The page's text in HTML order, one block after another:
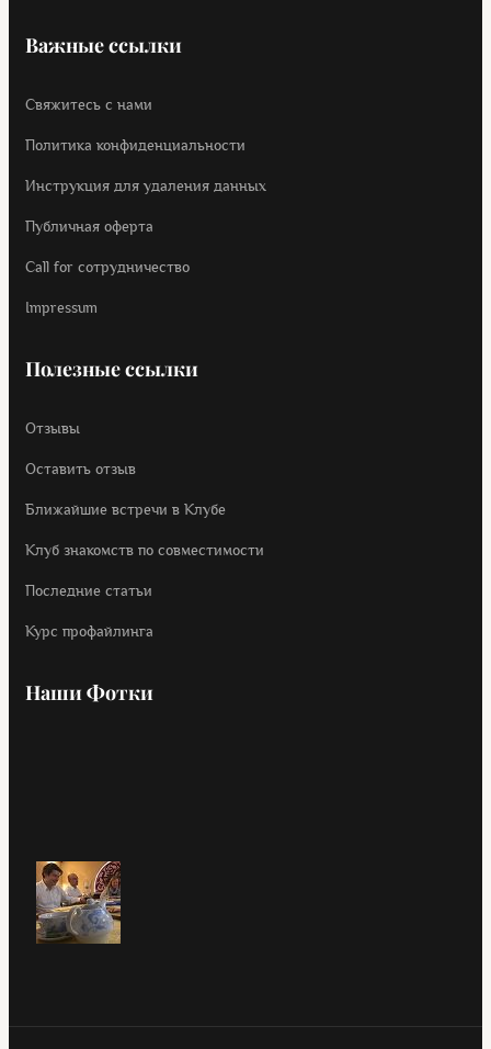
Важные ссылки
Свяжитесь с нами
Политика конфиденциальности
Инструкция для удаления данных
Публичная оферта
Call for cотрудничество
Impressum
Полезные ссылки
Отзывы
Оставить отзыв
Ближайшие встречи в Клубе
Клуб знакомств по совместимости
Последние статьи
Курс профайлинга
Наши Фотки